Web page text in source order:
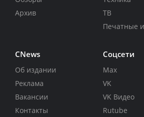
Архив
ТВ
Печатные
CNews
Об издании
Реклама
Вакансии
Контакты
Соцсети
Max
VK
VK Видео
Rutube